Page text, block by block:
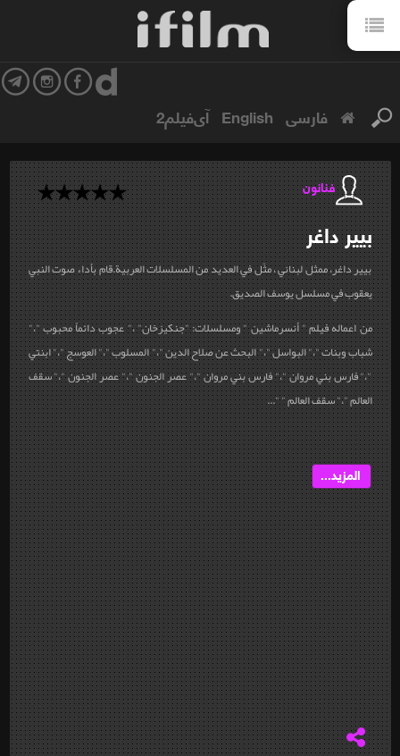
فارسی English آی‌فیلم2
فنانون
بييرداغر
بيير داغر، ممثل لبناني ، مثّل في العديد من المسلسلات العربية.قام بأداء صوت النبي
يعقوب في مسلسل يوسف الصديق.
من اعماله فيلم " أنسرماشين " ومسلسلات:"جنكيزخان" ،" عجوب دائماً محبوب "،"
شباب وبنات "،" البواسل "،" البحث عن صلاح الدين "،" المسلوب "،" العوسج "،" ابنتي
"،" فارس بني مروان "،" فارس بني مروان "،" عصر الجنون "،" عصر الجنون "،" سقف
العالم "،" سقف العالم " "...
المزيد...